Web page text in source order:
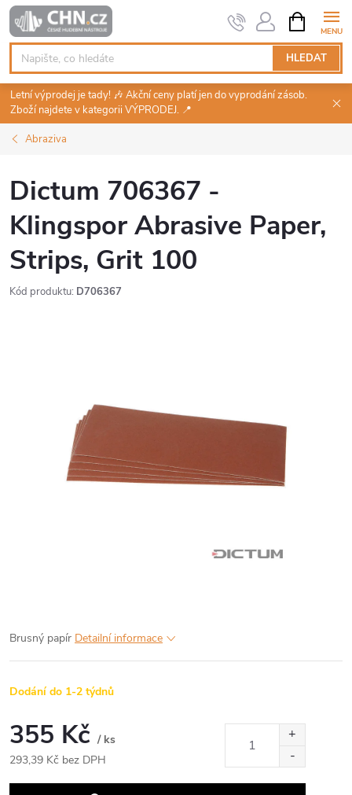
Přejít
na
obsah
HLEDAT
NÁKUPNÍ
KOŠÍK
Letní výprodej je tady! 🎶 Akční ceny platí jen do vyprodání zásob.
Zboží najdete v kategorii VÝPRODEJ. 📍
Abraziva
Dictum 706367 -
Klingspor Abrasive Paper,
Strips, Grit 100
Kód produktu: D706367
Brusný papír Detailní informace
Dodání do 1-2 týdnů
355 Kč / ks
293,39 Kč bez DPH